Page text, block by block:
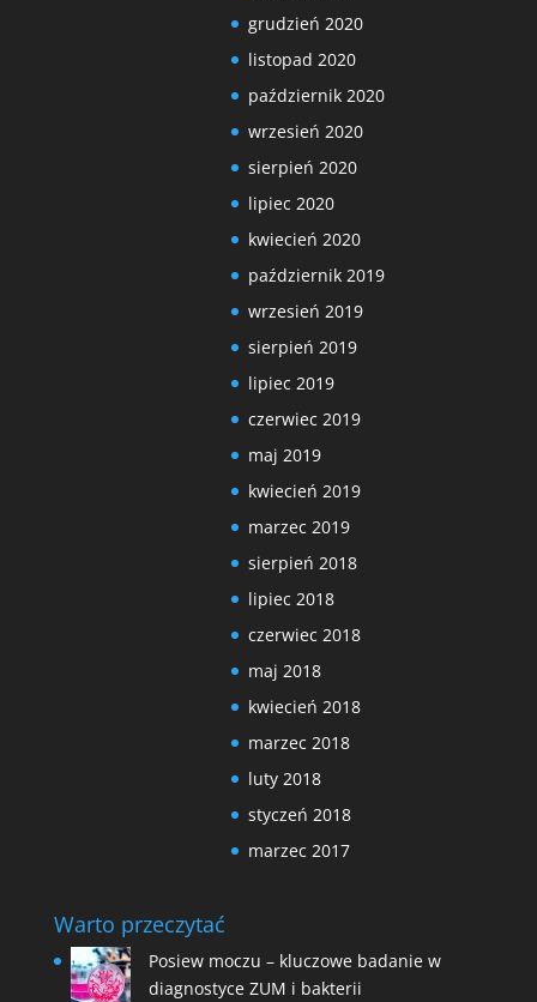
grudzień 2020
listopad 2020
październik 2020
wrzesień 2020
sierpień 2020
lipiec 2020
kwiecień 2020
październik 2019
wrzesień 2019
sierpień 2019
lipiec 2019
czerwiec 2019
maj 2019
kwiecień 2019
marzec 2019
sierpień 2018
lipiec 2018
czerwiec 2018
maj 2018
kwiecień 2018
marzec 2018
luty 2018
styczeń 2018
marzec 2017
Warto przeczytać
Posiew moczu – kluczowe badanie w
diagnostyce ZUM i bakterii